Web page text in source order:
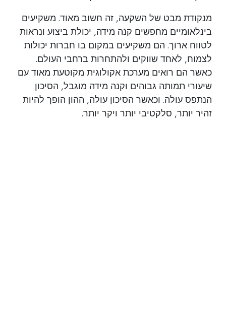
מנקודת מבט של השקעה, זה חשוב מאוד. משקיעים
בינלאומיים מחפשים קנה מידה, יכולת ביצוע ונראות
לטווח ארוך. הם משקיעים במקום בו חברות יכולות
לצמוח, לאחד שווקים ולהתחרות ברחבי העולם.
כאשר הם רואים מערכת אקולוגית מקוטעת מאוד עם
שיעורי תמותה גבוהים וקנה מידה מוגבל, הסיכון
הנתפס עולה. וכאשר הסיכון עולה, ההון הופך להיות
זהיר יותר, סלקטיבי יותר ויקר יותר.